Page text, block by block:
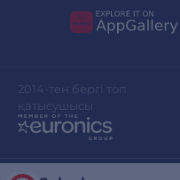
2014-тен бергі топ
қатысушысы